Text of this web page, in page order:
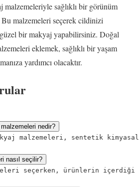
sağlıklı bir görünüm
malzemeleri seçerek cildinizi
bir makyaj yapabilirsiniz. Doğal
eklemek, sağlıklı bir yaşam
yardımcı olacaktır.
nedir?
malzemeleri, sentetik
nasıl seçilir?
seçerken, ürünlerin